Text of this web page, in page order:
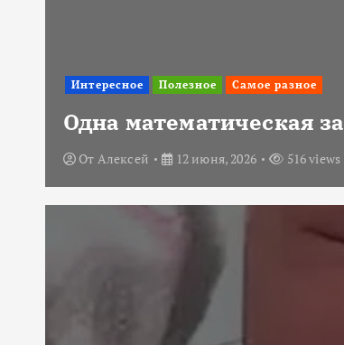
Интересное Полезное Самое разное
Одна математическая
От Алексей 12 июня, 2026 516 views